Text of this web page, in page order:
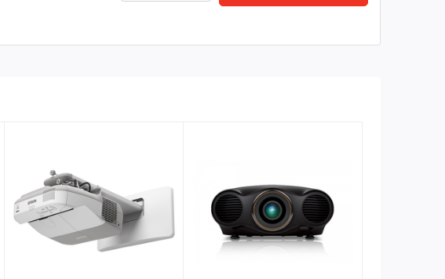
tương tác thông minh, bục giảng thông minh.